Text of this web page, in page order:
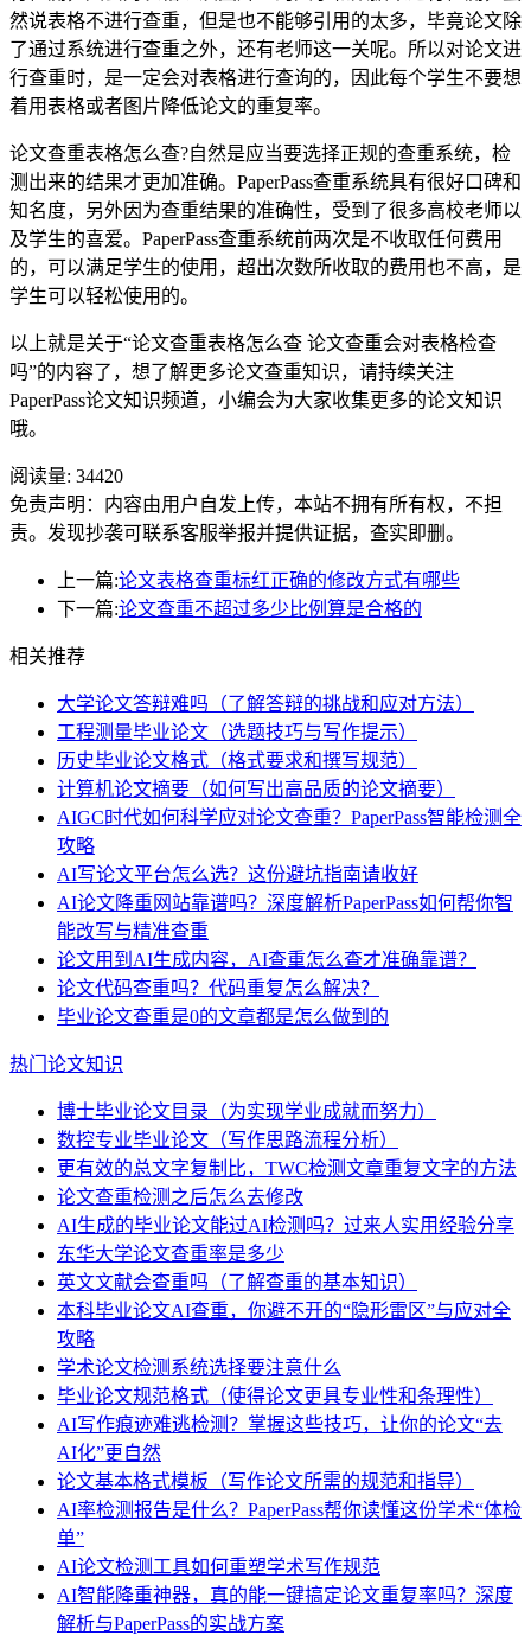
然说表格不进行查重，但是也不能够引用的太多，毕竟论文除
了通过系统进行查重之外，还有老师这一关呢。所以对论文进
行查重时，是一定会对表格进行查询的，因此每个学生不要想
着用表格或者图片降低论文的重复率。
论文查重表格怎么查?自然是应当要选择正规的查重系统，检
测出来的结果才更加准确。PaperPass查重系统具有很好口碑和
知名度，另外因为查重结果的准确性，受到了很多高校老师以
及学生的喜爱。PaperPass查重系统前两次是不收取任何费用
的，可以满足学生的使用，超出次数所收取的费用也不高，是
学生可以轻松使用的。
以上就是关于“论文查重表格怎么查 论文查重会对表格检查
吗”的内容了，想了解更多论文查重知识，请持续关注
PaperPass论文知识频道，小编会为大家收集更多的论文知识
哦。
阅读量: 34420
免责声明：内容由用户自发上传，本站不拥有所有权，不担
责。发现抄袭可联系客服举报并提供证据，查实即删。
上一篇:论文表格查重标红正确的修改方式有哪些
下一篇:论文查重不超过多少比例算是合格的
相关推荐
大学论文答辩难吗（了解答辩的挑战和应对方法）
工程测量毕业论文（选题技巧与写作提示）
历史毕业论文格式（格式要求和撰写规范）
计算机论文摘要（如何写出高品质的论文摘要）
AIGC时代如何科学应对论文查重？PaperPass智能检测全
攻略
AI写论文平台怎么选？这份避坑指南请收好
AI论文降重网站靠谱吗？深度解析PaperPass如何帮你智
能改写与精准查重
论文用到AI生成内容，AI查重怎么查才准确靠谱？
论文代码查重吗？代码重复怎么解决？
毕业论文查重是0的文章都是怎么做到的
热门论文知识
博士毕业论文目录（为实现学业成就而努力）
数控专业毕业论文（写作思路流程分析）
更有效的总文字复制比，TWC检测文章重复文字的方法
论文查重检测之后怎么去修改
AI生成的毕业论文能过AI检测吗？过来人实用经验分享
东华大学论文查重率是多少
英文文献会查重吗（了解查重的基本知识）
本科毕业论文AI查重，你避不开的“隐形雷区”与应对全
攻略
学术论文检测系统选择要注意什么
毕业论文规范格式（使得论文更具专业性和条理性）
AI写作痕迹难逃检测？掌握这些技巧，让你的论文“去
AI化”更自然
论文基本格式模板（写作论文所需的规范和指导）
AI率检测报告是什么？PaperPass帮你读懂这份学术“体检
单”
AI论文检测工具如何重塑学术写作规范
AI智能降重神器，真的能一键搞定论文重复率吗？深度
解析与PaperPass的实战方案